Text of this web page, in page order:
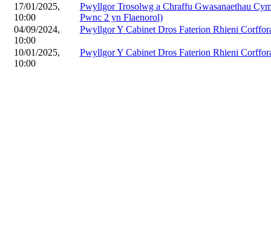
17/01/2025,
10:00
Pwyllgor Trosolwg a Chraffu Gwasanaethau
Pwnc 2 yn Flaenorol)
04/09/2024,
10:00
Pwyllgor Y Cabinet Dros Faterion Rhieni
10/01/2025,
10:00
Pwyllgor Y Cabinet Dros Faterion Rhieni